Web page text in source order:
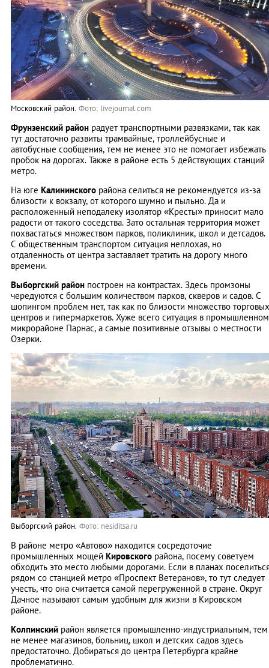
Московский район. Фото: livejournal.com
Фрунзенский район радует транспортными развязками, так как
тут достаточно развиты трамвайные, троллейбусные и
автобусные сообщения, тем не менее это не помогает избежать
пробок на дорогах. Также в районе есть 5 действующих станций
метро.
На юге Калининского района селиться не рекомендуется из-за
близости к вокзалу, от которого шумно и пыльно. Да и
расположенный неподалеку изолятор «Кресты» приносит мало
радости от такого соседства. Зато остальная территория может
похвастаться множеством парков, поликлиник, школ и детсадов.
С общественным транспортом ситуация неплохая, но
отдаленность от центра заставляет тратить на дорогу много
времени.
Выборгский район построен на контрастах. Здесь промзоны
чередуются с большим количеством парков, скверов и садов. С
шопингом проблем нет, так как по близости множество торговых
центров и гипермаркетов. Хуже всего ситуация в промышленном
микрорайоне Парнас, а самые позитивные отзывы о местности
Озерки.
Выборгский район. Фото: nesiditsa.ru
В районе метро «Автово» находится сосредоточие
промышленных мощей Кировского района, посему советуем
обходить это место любыми дорогами. Если в планах
рядом со станцией метро «Проспект Ветеранов», то тут следует
учесть, что она считается самой перегруженной в стране. Округ
Дачное называют самым удобным для жизни в Кировском
районе.
Колпинский район является промышленно-индустриальным, тем
не менее магазинов, больниц, школ и детских садов здесь
предостаточно. Добираться до центра Петербурга крайне
проблематично.